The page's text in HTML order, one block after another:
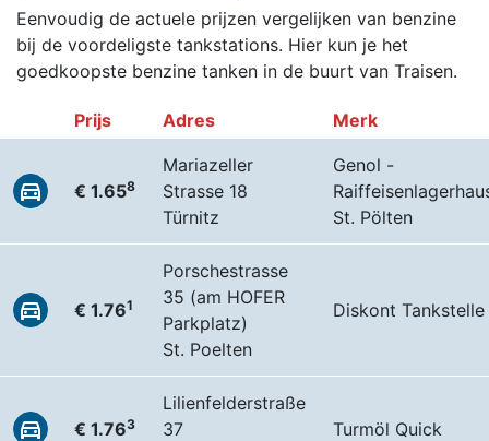
Eenvoudig de actuele prijzen vergelijken van benzine
bij de voordeligste tankstations. Hier kun je het
goedkoopste benzine tanken in de buurt van Traisen.
Prijs Adres Merk
€ 1.658
Mariazeller
Strasse 18
Türnitz
Genol -
St. Pölten
€ 1.761
Porschestrasse
35 (am HOFER
Parkplatz)
St. Poelten
Diskont Tankstelle
€ 1.763
Lilienfelderstraße
37
Turmöl Quick